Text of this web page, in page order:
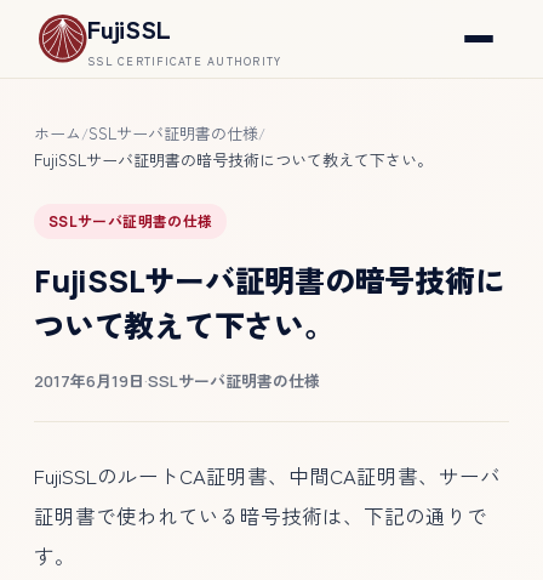
FujiSSL
SSL CERTIFICATE AUTHORITY
ホーム/SSLサーバ証明書の仕様/
FujiSSLサーバ証明書の暗号技術について教えて下さい。
SSLサーバ証明書の仕様
FujiSSLサーバ証明書の暗号技術に
ついて教えて下さい。
2017年6月19日·SSLサーバ証明書の仕様
FujiSSLのルートCA証明書、中間CA証明書、サーバ
証明書で使われている暗号技術は、下記の通りで
す。